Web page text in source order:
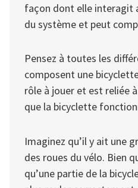
façon dont elle interagit
du système et peut
Pensez à toutes les
composent une
rôle à jouer et est reliée
que la bicyclette
Imaginez qu’il y ait une
des roues du vélo. Bien
qu’une partie de la